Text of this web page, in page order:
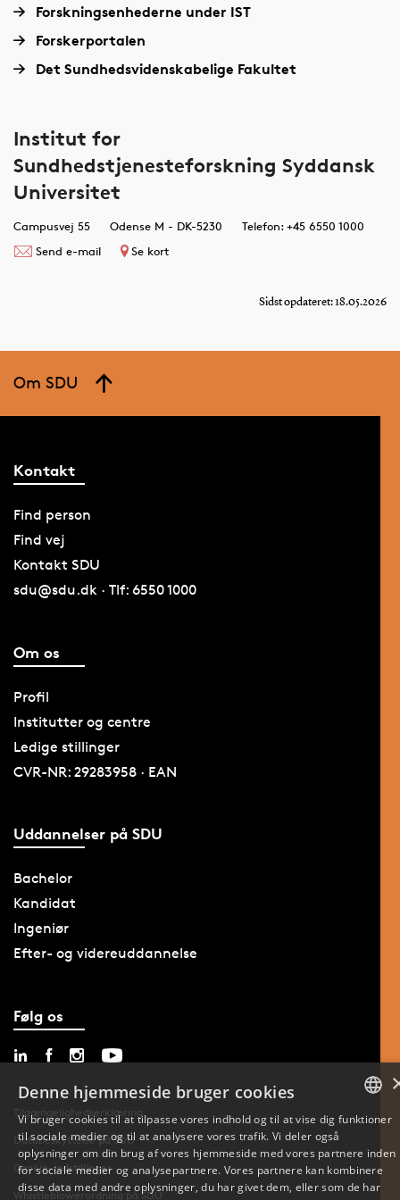
Forskningsenhederne under IST
Forskerportalen
Det Sundhedsvidenskabelige Fakultet
Institut for
Sundhedstjenesteforskning Syddansk
Universitet
Campusvej 55 Odense M - DK-5230
Telefon: +45 6550 1000
Send e-mail
Se kort
Sidst opdateret: 18.05.2026
Om SDU
Kontakt
Find person
Find vej
Kontakt SDU
sdu@sdu.dk · Tlf: 6550 1000
Om os
Profil
Institutter og centre
Ledige stillinger
CVR-NR: 29283958 · EAN
Uddannelser på SDU
Bachelor
Kandidat
Ingeniør
Efter- og videreuddannelse
Følg os
Tilgængelighedserklæring
Databeskyttelse på SDU
Cookie-indstillinger
Whistleblowerordning på SDU
ENGLISH
Denne hjemmeside bruger cookies
Vi bruger cookies til at tilpasse vores indhold og til at vise dig funktioner
til sociale medier og til at analysere vores trafik. Vi deler også
oplysninger om din brug af vores hjemmeside med vores partnere inden
for sociale medier og analysepartnere. Vores partnere kan kombinere
disse data med andre oplysninger, du har givet dem, eller som de har